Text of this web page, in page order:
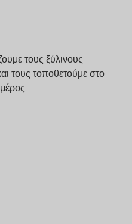
τους ξύλινους
τους τοποθετούμε στο